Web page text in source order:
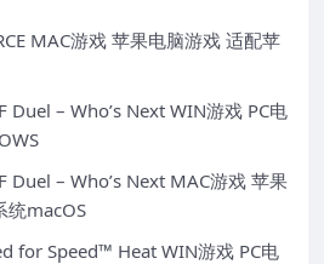
MAC游戏 苹果电脑游戏 适配苹
Duel – Who’s Next WIN游戏 PC电
Duel – Who’s Next MAC游戏 苹果
统macOS
for Speed™ Heat WIN游戏 PC电